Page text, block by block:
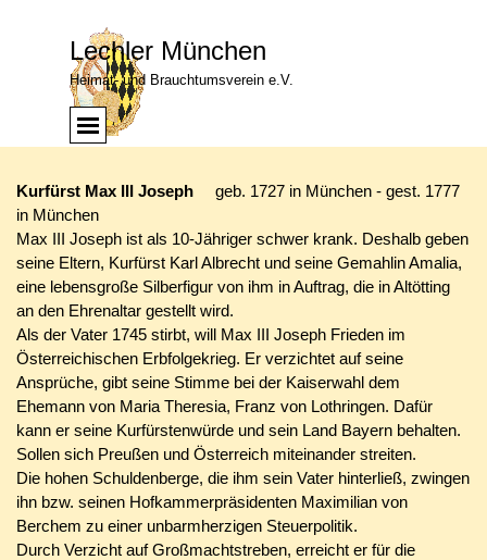
Menü
Lechler München
Heimat- und Brauchtumsverein e.V.
Menü überspringen
Kurfürst Max III Joseph geb. 1727 in München - gest. 1777
in München
Max III Joseph ist als 10-Jähriger schwer krank. Deshalb geben
seine Eltern, Kurfürst Karl Albrecht und seine Gemahlin Amalia,
eine lebensgroße Silberfigur von ihm in Auftrag, die in Altötting
an den Ehrenaltar gestellt wird.
Als der Vater 1745 stirbt, will Max III Joseph Frieden im
Österreichischen Erbfolgekrieg. Er verzichtet auf seine
Ansprüche, gibt seine Stimme bei der Kaiserwahl dem
Ehemann von Maria Theresia, Franz von Lothringen. Dafür
kann er seine Kurfürstenwürde und sein Land Bayern behalten.
Sollen sich Preußen und Österreich miteinander streiten.
Die hohen Schuldenberge, die ihm sein Vater hinterließ, zwingen
ihn bzw. seinen Hofkammerpräsidenten Maximilian von
Berchem zu einer unbarmherzigen Steuerpolitik.
Durch Verzicht auf Großmachtstreben, erreicht er für die